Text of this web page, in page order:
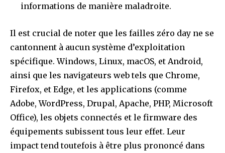
informations de manière maladroite.
Il est crucial de noter que les failles zéro day ne se
cantonnent à aucun système d’exploitation
spécifique. Windows, Linux, macOS, et Android,
ainsi que les navigateurs web tels que Chrome,
Firefox, et Edge, et les applications (comme
Adobe, WordPress, Drupal, Apache, PHP, Microsoft
Office), les objets connectés et le firmware des
équipements subissent tous leur effet. Leur
impact tend toutefois à être plus prononcé dans